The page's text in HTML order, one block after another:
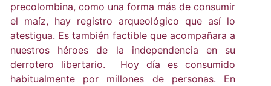
precolombina, como una forma más de consumir
el maíz, hay registro arqueológico que así lo
atestigua. Es también factible que acompañara a
nuestros héroes de la independencia en su
derrotero libertario. Hoy día es consumido
habitualmente por millones de personas. En